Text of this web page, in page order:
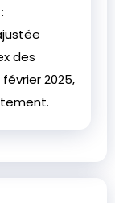
des
2025,